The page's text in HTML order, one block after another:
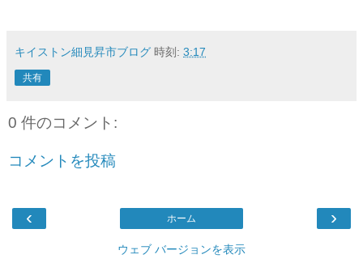
キイストン細見昇市ブログ 時刻: 3:17
共有
0 件のコメント:
コメントを投稿
‹ ›
ホーム
ウェブ バージョンを表示